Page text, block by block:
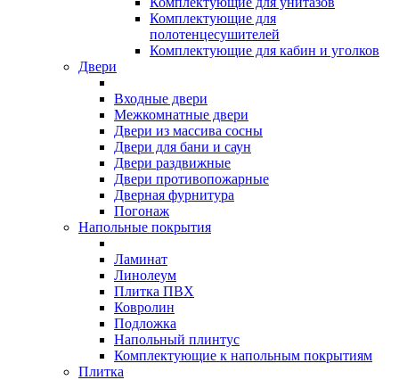
Комплектующие для
полотенцесушителей
Комплектующие для кабин и уголков
Двери
Входные двери
Межкомнатные двери
Двери из массива сосны
Двери для бани и саун
Двери раздвижные
Двери противопожарные
Дверная фурнитура
Погонаж
Напольные покрытия
Ламинат
Линолеум
Плитка ПВХ
Ковролин
Подложка
Напольный плинтус
Комплектующие к напольным покрытиям
Плитка